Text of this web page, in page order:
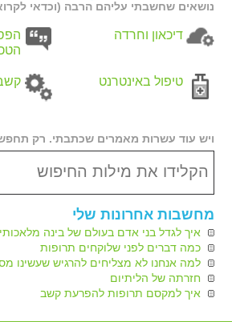
נושאים שחשבתי עליהם הרבה (וכדאי
דיכאון וחרדה
טיפול באינטרנט קשב
ויש עוד עשרות מאמרים שכתבתי. רק
מחשבות אחרונות שלי
איך לגדל בני אדם בעולם של בינה
כמה דברים לפני שלוקחים תרופות
למה אנחנו לא מצליחים להרגיש שעשינו
חזרתה של הליתיום
איך למקסם תרופות להפרעת קשב